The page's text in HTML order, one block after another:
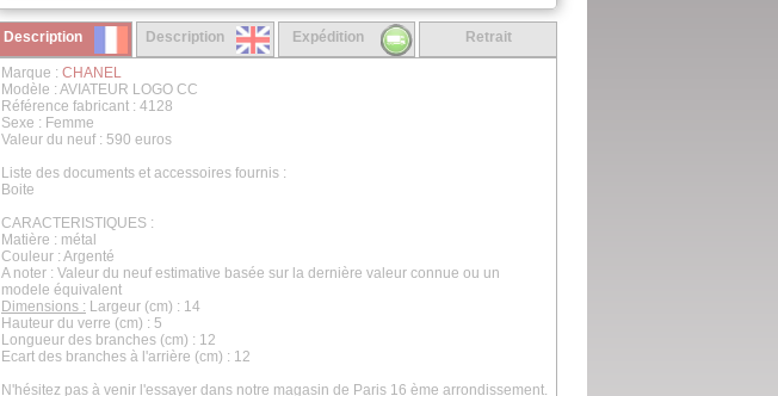
Description Description Expédition Retrait
Marque : CHANEL
Modèle : AVIATEUR LOGO CC
Référence fabricant : 4128
Sexe : Femme
Valeur du neuf : 590 euros
Liste des documents et accessoires fournis :
Boite
CARACTERISTIQUES :
Matière : métal
Couleur : Argenté
A noter : Valeur du neuf estimative basée sur la dernière valeur connue ou un
modele équivalent
Dimensions : Largeur (cm) : 14
Hauteur du verre (cm) : 5
Longueur des branches (cm) : 12
Ecart des branches à l'arrière (cm) : 12
N'hésitez pas à venir l'essayer dans notre magasin de Paris 16 ème arrondissement.